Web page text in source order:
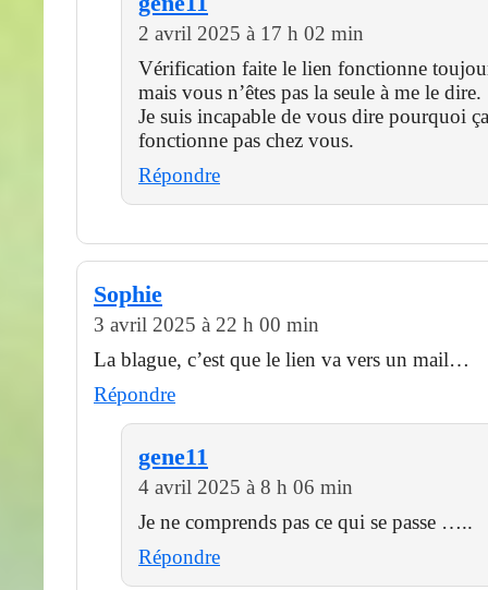
2 avril 2025 à 17 h 02 min
Vérification faite le lien fonctionne
mais vous n’êtes pas la seule à me le dire.
Je suis incapable de vous dire pourquoi
fonctionne pas chez vous.
Répondre
Sophie
3 avril 2025 à 22 h 00 min
La blague, c’est que le lien va vers un mail…
Répondre
gene11
4 avril 2025 à 8 h 06 min
Je ne comprends pas ce qui se passe …..
Répondre